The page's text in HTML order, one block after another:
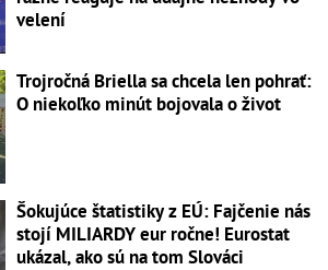
velení
Trojročná Briella sa chcela len pohrať:
O niekoľko minút bojovala o život
Šokujúce štatistiky z EÚ: Fajčenie nás
stojí MILIARDY eur ročne! Eurostat
ukázal, ako sú na tom Slováci